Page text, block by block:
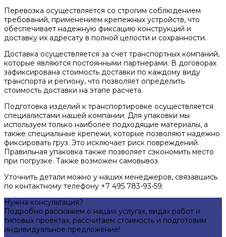
Перевозка осуществляется со строгим соблюдением
требований, применением крепежных устройств, что
обеспечивает надежную фиксацию конструкций и
доставку их адресату в полной целости и сохранности.
Доставка осуществляется за счет транспортных компаний,
которые являются постоянными партнерами. В договорах
зафиксирована стоимость доставки по каждому виду
транспорта и региону, что позволяет определить
стоимость доставки на этапе расчета.
Подготовка изделий к транспортировке осуществляется
специалистами нашей компании. Для упаковки мы
используем только наиболее подходящие материалы, а
также специальные крепежи, которые позволяют надежно
фиксировать груз. Это исключает риск повреждений.
Правильная упаковка также позволяет сэкономить место
при погрузке. Также возможен самовывоз.
Уточнить детали можно у наших менеджеров, связавшись
по контактному телефону +7 495 783-93-59.
Нужна консультация?
Подробно расскажем о наших услугах, видах работ и
типовых проектах, рассчитаем стоимость и подготовим
индивидуальное предложение!